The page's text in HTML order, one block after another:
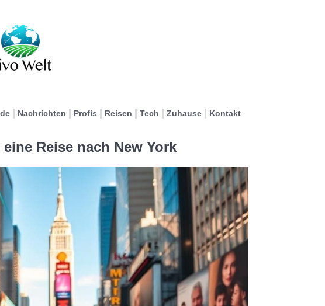
Nachrichten Profis Reisen Tech Zuhause Kontakt
Reise nach New York